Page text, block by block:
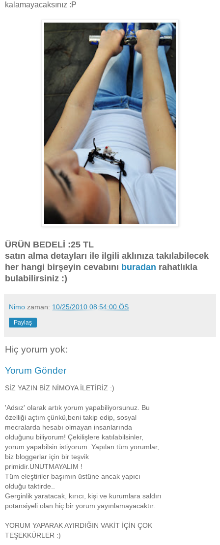
kalamayacaksınız :P
ÜRÜN BEDELİ :25 TL
satın alma detayları ile ilgili aklınıza takılabilecek
her hangi birşeyin cevabını buradan rahatlıkla
bulabilirsiniz :)
Nimo zaman: 10/25/2010 08:54:00 ÖS
Paylaş
Hiç yorum yok:
Yorum Gönder
SİZ YAZIN BİZ NİMOYA İLETİRİZ :)
'Adsız' olarak artık yorum yapabiliyorsunuz. Bu
özelliği açtım çünkü,beni takip edip, sosyal
mecralarda hesabı olmayan insanlarında
olduğunu biliyorum! Çekilişlere katılabilsinler,
yorum yapabilsin istiyorum. Yapılan tüm yorumlar,
biz bloggerlar için bir teşvik
primidir.UNUTMAYALIM !
Tüm eleştiriler başımın üstüne ancak yapıcı
olduğu taktirde..
Gerginlik yaratacak, kırıcı, kişi ve kurumlara saldırı
potansiyeli olan hiç bir yorum yayınlamayacaktır.
YORUM YAPARAK AYIRDIĞIN VAKİT İÇİN ÇOK
TEŞEKKÜRLER :)